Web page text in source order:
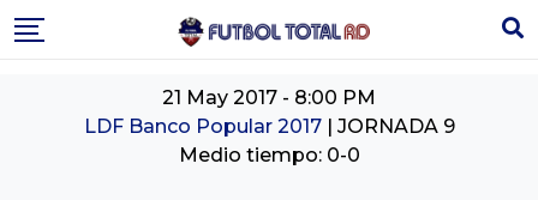
to
21 May 2017 - 8:00 PM
LDF Banco Popular 2017 | JORNADA 9
Medio tiempo: 0-0